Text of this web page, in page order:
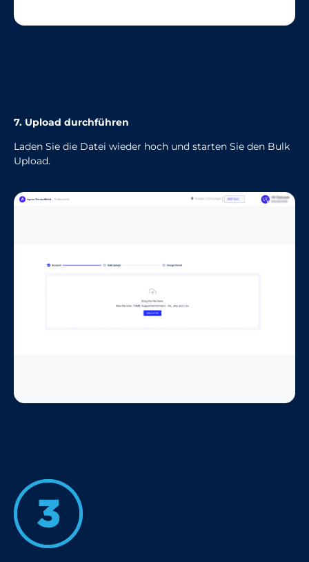
7. Upload durchführen
Laden Sie die Datei wieder hoch und starten Sie den Bulk
Upload.